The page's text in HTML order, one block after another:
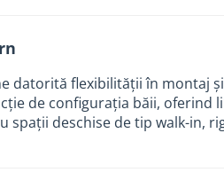
datorită flexibilității în montaj
de configurația băii, oferind
spații deschise de tip walk-in,